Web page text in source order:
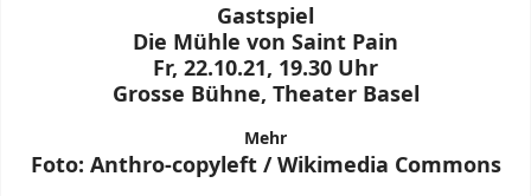
Gastspiel
Die Mühle von Saint Pain
Fr, 22.10.21, 19.30 Uhr
Grosse Bühne, Theater Basel
Mehr
Foto: Anthro-copyleft / Wikimedia Commons